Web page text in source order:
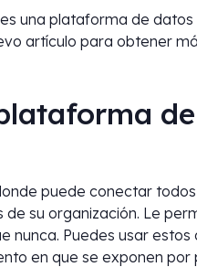
una plataforma de
artículo para obtener
puede conectar
su organización. Le
nunca. Puedes usar estos
en que se exponen por